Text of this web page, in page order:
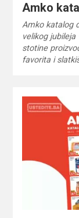
Amko
Amko katalog
velikog
stotine
favorita i